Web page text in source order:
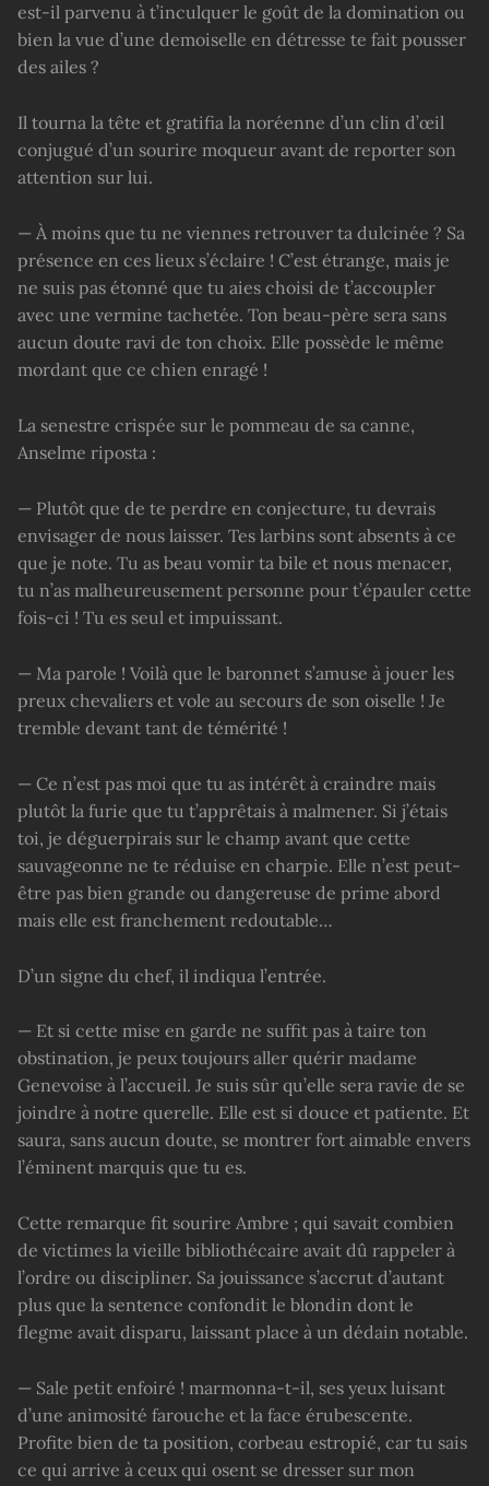
est-il parvenu à t’inculquer le goût de la domination ou
bien la vue d’une demoiselle en détresse te fait pousser
des ailes ?
Il tourna la tête et gratifia la noréenne d’un clin d’œil
conjugué d’un sourire moqueur avant de reporter son
attention sur lui.
— À moins que tu ne viennes retrouver ta dulcinée ? Sa
présence en ces lieux s’éclaire ! C’est étrange, mais je
ne suis pas étonné que tu aies choisi de t’accoupler
avec une vermine tachetée. Ton beau-père sera sans
aucun doute ravi de ton choix. Elle possède le même
mordant que ce chien enragé !
La senestre crispée sur le pommeau de sa canne,
Anselme riposta :
— Plutôt que de te perdre en conjecture, tu devrais
envisager de nous laisser. Tes larbins sont absents à ce
que je note. Tu as beau vomir ta bile et nous menacer,
tu n’as malheureusement personne pour t’épauler cette
fois-ci ! Tu es seul et impuissant.
— Ma parole ! Voilà que le baronnet s’amuse à jouer les
preux chevaliers et vole au secours de son oiselle ! Je
tremble devant tant de témérité !
— Ce n’est pas moi que tu as intérêt à craindre mais
plutôt la furie que tu t’apprêtais à malmener. Si j’étais
toi, je déguerpirais sur le champ avant que cette
sauvageonne ne te réduise en charpie. Elle n’est peut-
être pas bien grande ou dangereuse de prime abord
mais elle est franchement redoutable…
D’un signe du chef, il indiqua l’entrée.
— Et si cette mise en garde ne suffit pas à taire ton
obstination, je peux toujours aller quérir madame
Genevoise à l’accueil. Je suis sûr qu’elle sera ravie de se
joindre à notre querelle. Elle est si douce et patiente. Et
saura, sans aucun doute, se montrer fort aimable envers
l’éminent marquis que tu es.
Cette remarque fit sourire Ambre ; qui savait combien
de victimes la vieille bibliothécaire avait dû rappeler à
l’ordre ou discipliner. Sa jouissance s’accrut d’autant
plus que la sentence confondit le blondin dont le
flegme avait disparu, laissant place à un dédain notable.
— Sale petit enfoiré ! marmonna-t-il, ses yeux luisant
d’une animosité farouche et la face érubescente.
Profite bien de ta position, corbeau estropié, car tu sais
ce qui arrive à ceux qui osent se dresser sur mon